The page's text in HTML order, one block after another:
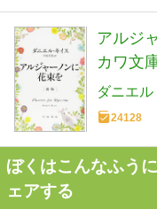
アルジ
カワ文
ダニエル
24128
ぼくはこんなふう
ェアする